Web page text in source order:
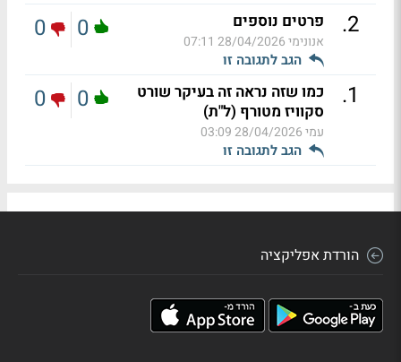
2
. פרטים נוספים
אנונימי28/04/2026 07:11
הגב לתגובה זו
0
0
1
.
כמו שזה נראה זה בעיקר שורט
סקוויז מטורף (ל"ת)
עמי28/04/2026 03:09
הגב לתגובה זו
0
0
הורדת אפליקציה